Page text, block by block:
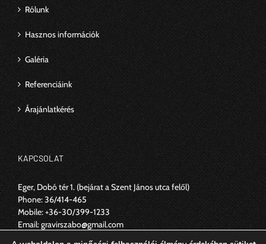
Rólunk
Hasznos információk
Galéria
Referenciáink
Árajánlatkérés
KAPCSOLAT
Eger, Dobó tér 1.(bejárat a Szent János utca felől)
Phone:36/414-465
Mobile:+36-30/399-1233
Email:gravirszabo@gmail.com